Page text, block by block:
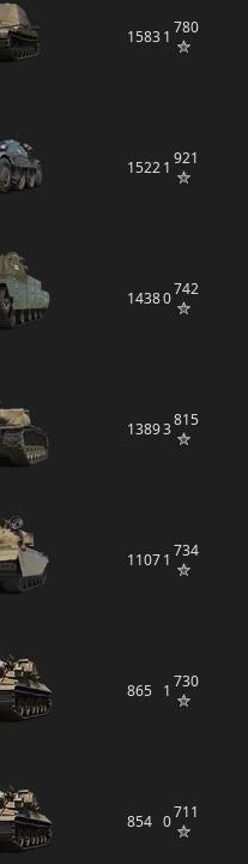
15831 780
15221 921
14380742
13893815
11071 734
865 1 730
854 0711